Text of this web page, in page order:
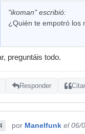
"ikoman" escribió:
¿Quién te empotró los
preguntáis todo.
Responder Citar
por Manelfunk el 06/